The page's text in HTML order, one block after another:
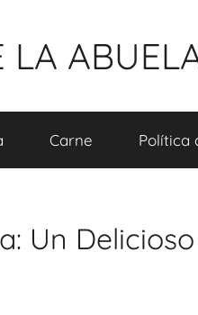
LA
Carne Política
Un